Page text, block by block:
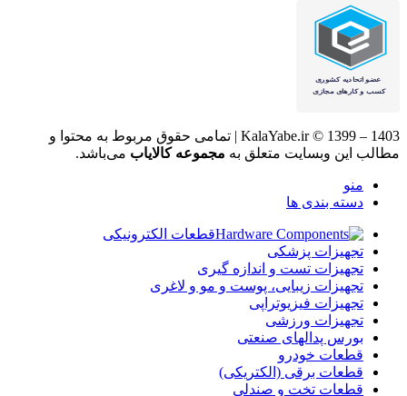
KalaYabe.ir © 1399 – 1403 | تمامی حقوق مربوط به محتوا و
مطالب این وبسایت متعلق به مجموعه کالایاب می‌باشد.
منو
دسته بندی ها
قطعات الکترونیکی
تجهیزات پزشکی
تجهیزات تست و اندازه گیری
تجهیزات زیبایی، پوست و مو و لاغری
تجهیزات فیزیوتراپی
تجهیزات ورزشی
بورس پدالهای صنعتی
قطعات خودرو
قطعات برقی (الکتریکی)
قطعات تخت و صندلی